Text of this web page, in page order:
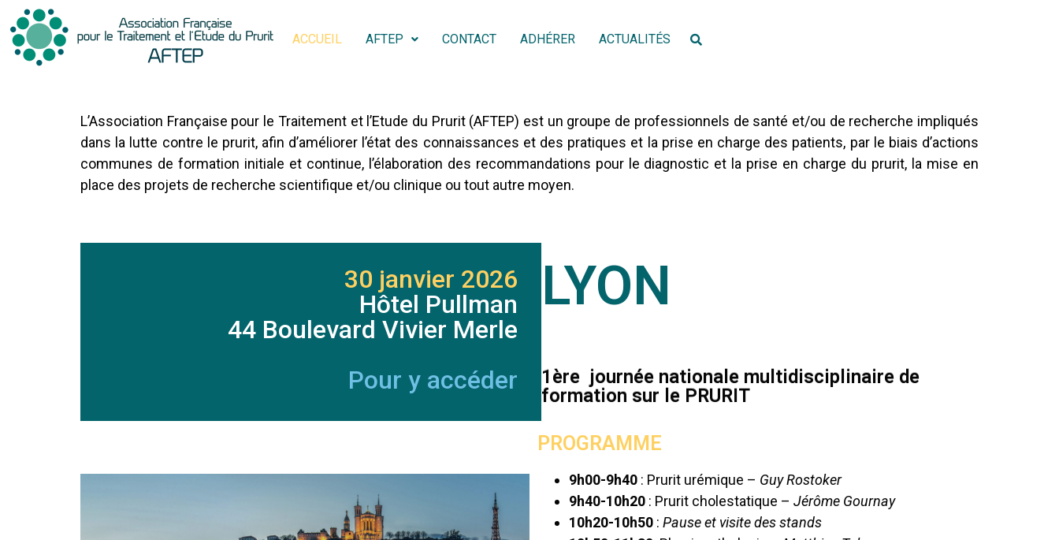
ACCUEIL AFTEP CONTACT ADHÉRER ACTUALITÉS
L’Association Française pour le Traitement et l’Etude du Prurit (AFTEP) est un groupe de professionnels de santé et/ou de recherche impliqués
dans la lutte contre le prurit, afin d’améliorer l’état des connaissances et des pratiques et la prise en charge des patients, par le biais d’actions
communes de formation initiale et continue, l’élaboration des recommandations pour le diagnostic et la prise en charge du prurit, la mise en
place des projets de recherche scientifique et/ou clinique ou tout autre moyen.
30 janvier 2026
Hôtel Pullman
44 Boulevard Vivier Merle
Pour y accéder
LYON
1ère journée nationale multidisciplinaire de
formation sur le PRURIT
PROGRAMME
9h00-9h40 : Prurit urémique – Guy Rostoker
9h40-10h20 : Prurit cholestatique – Jérôme Gournay
10h20-10h50 : Pause et visite des stands